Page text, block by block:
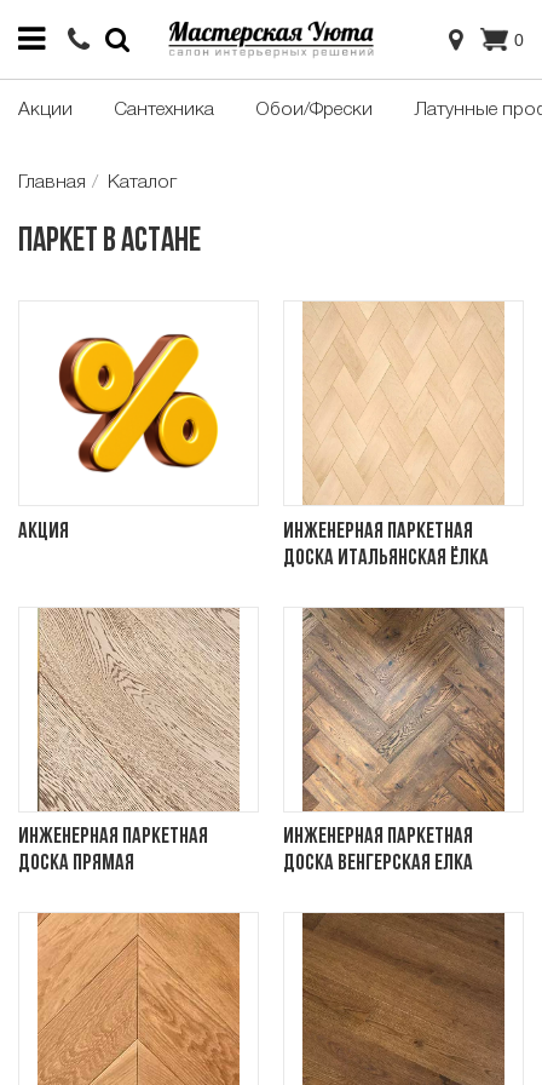
0
Акции Сантехника Обои/Фрески Латунные
Главная Каталог
Паркет в Астане
Акция
Инженерная паркетная
доска итальянская ёлка
Инженерная паркетная
доска прямая
Инженерная паркетная
доска венгерская елка